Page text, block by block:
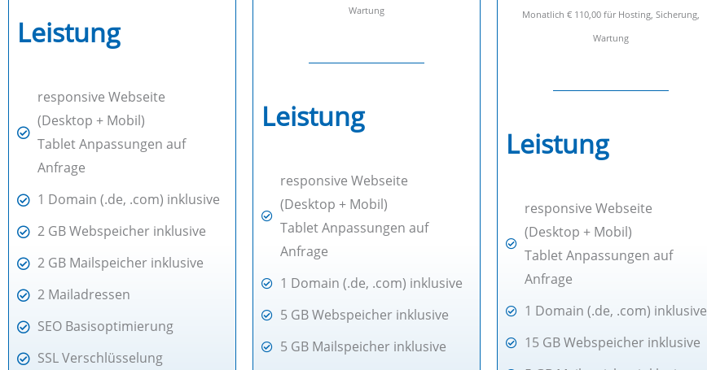
Leistung
responsive Webseite
(Desktop + Mobil)
Tablet Anpassungen auf
Anfrage
1 Domain (.de, .com) inklusive
2 GB Webspeicher inklusive
2 GB Mailspeicher inklusive
2 Mailadressen
SEO Basisoptimierung
SSL Verschlüsselung
Wartung
Leistung
responsive Webseite
(Desktop + Mobil)
Tablet Anpassungen auf
Anfrage
1 Domain (.de, .com) inklusive
5 GB Webspeicher inklusive
5 GB Mailspeicher inklusive
Monatlich € 110,00 für Hosting, Sicherung,
Wartung
Leistung
responsive Webseite
(Desktop + Mobil)
Tablet Anpassungen auf
Anfrage
1 Domain (.de, .com) inklusive
15 GB Webspeicher inklusive